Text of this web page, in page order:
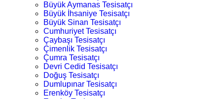
Büyük Aymanas Tesisatçı
Büyük İhsaniye Tesisatçı
Büyük Sinan Tesisatçı
Cumhuriyet Tesisatçı
Çaybaşı Tesisatçı
Çimenlik Tesisatçı
Çumra Tesisatçı
Devri Cedid Tesisatçı
Doğuş Tesisatçı
Dumlupınar Tesisatçı
Erenköy Tesisatçı